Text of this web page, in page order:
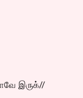
இருக்//